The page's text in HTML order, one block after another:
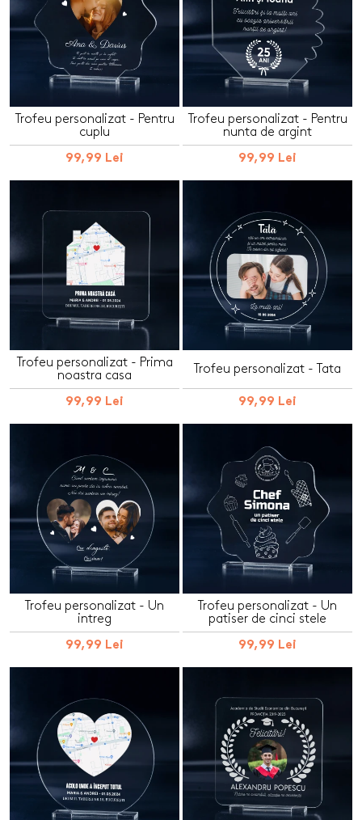
Trofeu personalizat - Pentru
cuplu
99,99 Lei
Trofeu personalizat - Pentru
nunta de argint
99,99 Lei
Trofeu personalizat - Prima
noastra casa
99,99 Lei
Trofeu personalizat - Tata
99,99 Lei
Trofeu personalizat - Un
intreg
99,99 Lei
Trofeu personalizat - Un
patiser de cinci stele
99,99 Lei